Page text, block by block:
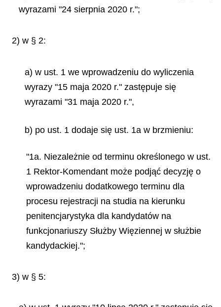
wyrazami "24 sierpnia 2020 r.";
2) w § 2:
a) w ust. 1 we wprowadzeniu do wyliczenia
wyrazy "15 maja 2020 r." zastępuje się
wyrazami "31 maja 2020 r.",
b) po ust. 1 dodaje się ust. 1a w brzmieniu:
"1a. Niezależnie od terminu określonego w ust.
1 Rektor-Komendant może podjąć decyzję o
wprowadzeniu dodatkowego terminu dla
procesu rejestracji na studia na kierunku
penitencjarystyka dla kandydatów na
funkcjonariuszy Służby Więziennej w służbie
kandydackiej.";
3) w § 5: